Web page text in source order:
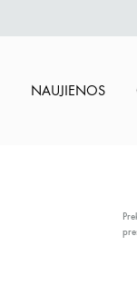
NAUJIENOS